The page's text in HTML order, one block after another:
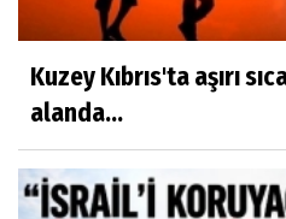
Kuzey Kıbrıs'ta aşırı
alanda...